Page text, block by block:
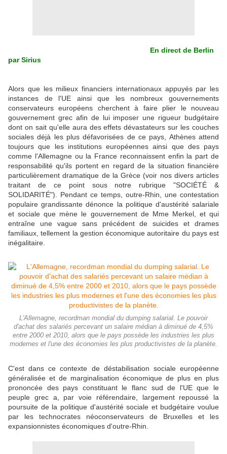
En direct de Berlin
par Sirius
Alors que les milieux financiers internationaux appuyés par les
instances de l'UE ainsi que les nombreux gouvernements
conservateurs européens cherchent à faire plier le nouveau
gouvernement grec afin de lui imposer une rigueur budgétaire
dont on sait qu'elle aura des effets dévastateurs sur les couches
sociales déjà les plus défavorisées de ce pays, Athènes attend
toujours que les institutions européennes ainsi que des pays
comme l'Allemagne ou la France reconnaissent enfin la part de
responsabilité qu'ils portent en regard de la situation financière
particulièrement dramatique de la Grèce (voir nos divers articles
traitant de ce point sous notre rubrique "SOCIÉTÉ &
SOLIDARITÉ"). Pendant ce temps, outre-Rhin, une contestation
populaire grandissante dénonce la politique d'austérité salariale
et sociale que mène le gouvernement de Mme Merkel, et qui
entraîne une vague sans précédent de suicides et drames
familiaux, tellement la gestion économique autoritaire du pays est
inégalitaire.
L'Allemagne, recordman mondial du dumping salarial. Le pouvoir
d'achat des salariés percevant un salaire médian à diminué de 4,5%
entre 2000 et 2010, alors que le pays possède les industries les plus
modernes et l'une des économies les plus productivistes de la planète.
C'est dans ce contexte de déstabilisation sociale européenne
généralisée et de marginalisation économique de plus en plus
prononcée des pays constituant le flanc sud de l'UE que le
peuple grec a, par voie référendaire, largement repoussé la
poursuite de la politique d'austérité sociale et budgétaire voulue
par les technocrates néoconservateurs de Bruxelles et les
expansionnistes économiques d'outre-Rhin.